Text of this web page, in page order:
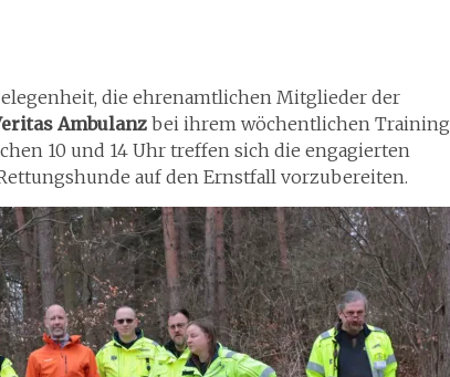
die ehrenamtlichen Mitglieder der
Ambulanz bei ihrem wöchentlichen Training
10 und 14 Uhr treffen sich die engagierten
auf den Ernstfall vorzubereiten.